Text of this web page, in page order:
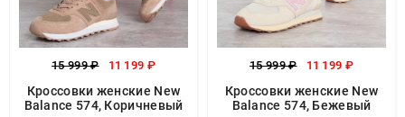
15 999 ₽ 11 199 ₽
Кроссовки женские New
Balance 574, Коричневый
15 999 ₽ 11 199 ₽
Кроссовки женские New
Balance 574, Бежевый